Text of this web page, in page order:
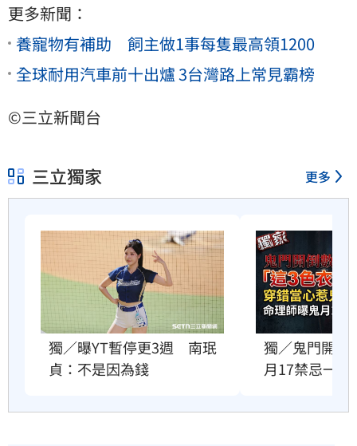
更多新聞：
養寵物有補助 飼主做1事每隻最高領1200
全球耐用汽車前十出爐 3台灣路上常見霸榜
©三立新聞台
三立獨家 更多
獨／曝YT暫停更3週　南珉
貞：不是因為錢
獨／鬼門開當
月17禁忌一次